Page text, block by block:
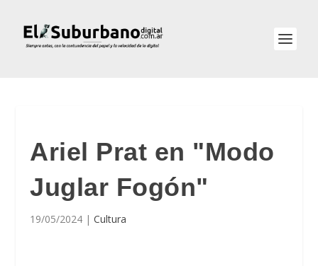
Ariel Prat en "Modo
Juglar Fogón"
19/05/2024 |Cultura